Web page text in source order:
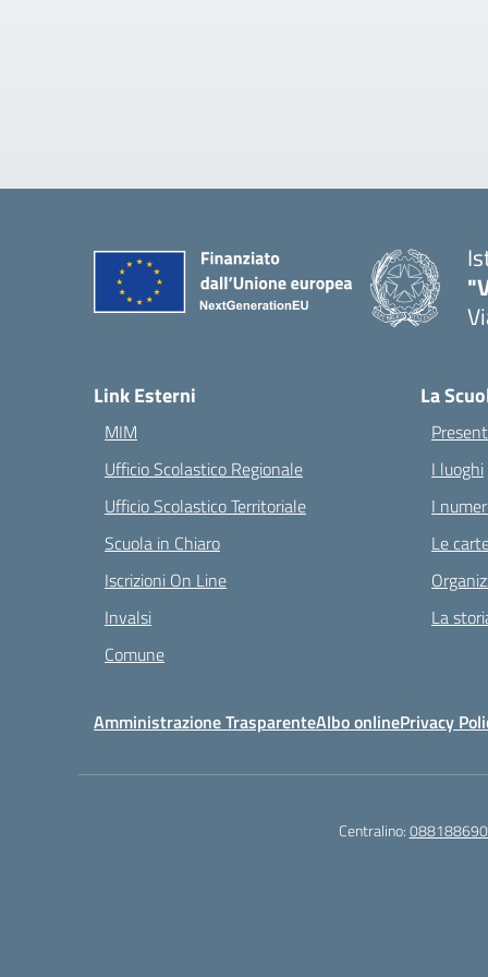
Link Esterni
MIM
Ufficio Scolastico Regionale
Ufficio Scolastico Territoriale
Scuola in Chiaro
Iscrizioni On Line
Invalsi
Comune
La
I luoghi
I
Le
La
Amministrazione TrasparenteAlbo onlinePrivacy
Centralino: